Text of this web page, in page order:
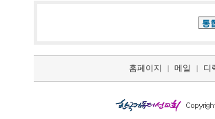
홈페이지 | 메일 | 디